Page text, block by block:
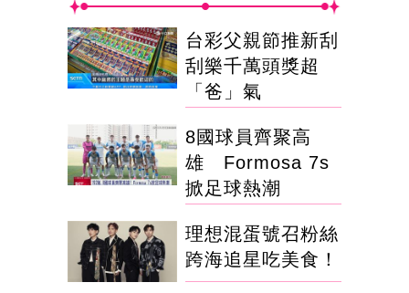
台彩父親節推新刮
刮樂千萬頭獎超
「爸」氣
8國球員齊聚高
雄 Formosa 7s
掀足球熱潮
理想混蛋號召粉絲
跨海追星吃美食！